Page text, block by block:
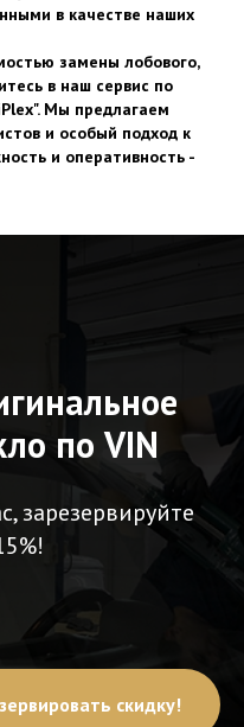
в качестве наших
замены лобового,
в наш сервис по
Мы предлагаем
и особый подход к
и оперативность -
по VIN
зарезервируйте
скидку!